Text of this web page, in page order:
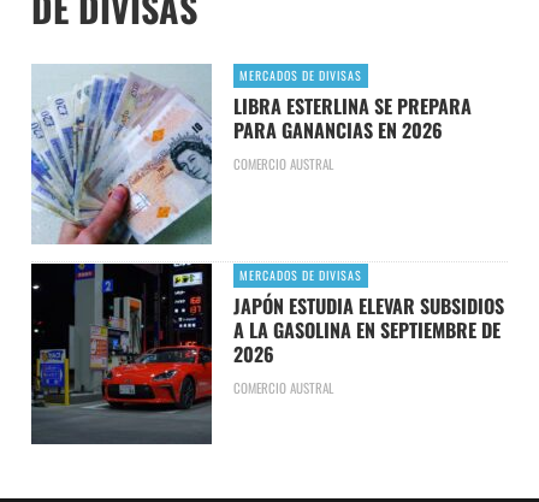
MERCADOS DE DIVISAS
LIBRA ESTERLINA SE PREPARA
PARA GANANCIAS EN 2026
COMERCIO AUSTRAL
MERCADOS DE DIVISAS
JAPÓN ESTUDIA ELEVAR SUBSIDIOS
A LA GASOLINA EN SEPTIEMBRE DE
2026
COMERCIO AUSTRAL